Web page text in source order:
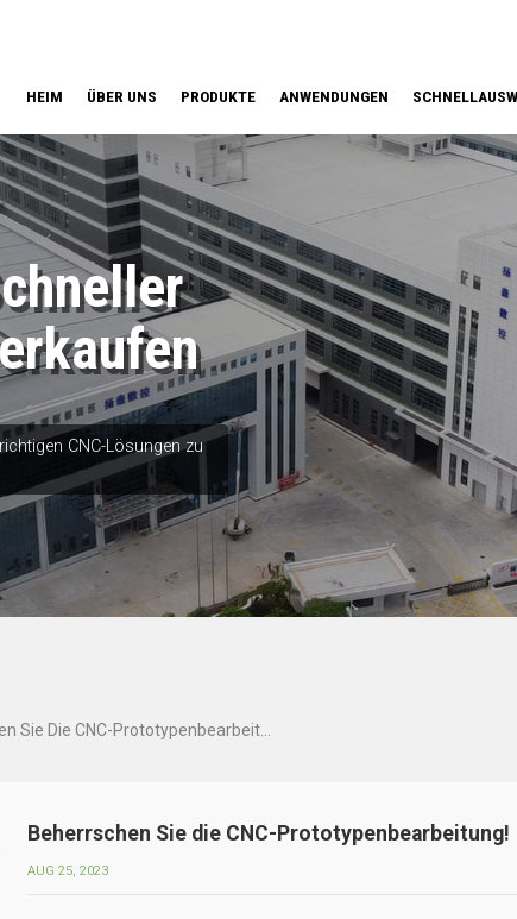
HEIM ÜBER UNS PRODUKTE ANWENDUNGEN
CNC-Lösungen zu
Beherrschen Sie Die CNC-Prototypenbearbeitung!
Beherrschen Sie die CNC-Prototypenbearbeitung!
AUG 25, 2023